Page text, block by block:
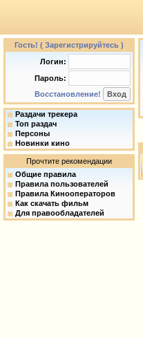
Гость! ( Зарегистрируйтесь )
Логин:
Пароль:
Восстановление!
Раздачи трекера
Топ раздач
Персоны
Новинки кино
Прочтите рекомендации
Общие правила
Правила пользователей
Правила Кинооператоров
Как скачать фильм
Для правообладателей